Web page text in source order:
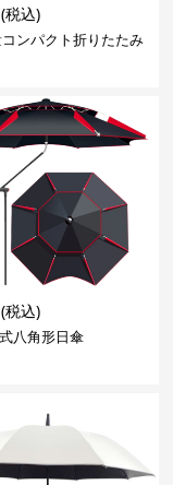
(税込)
ンパクト折りたたみ
(税込)
八角形日傘